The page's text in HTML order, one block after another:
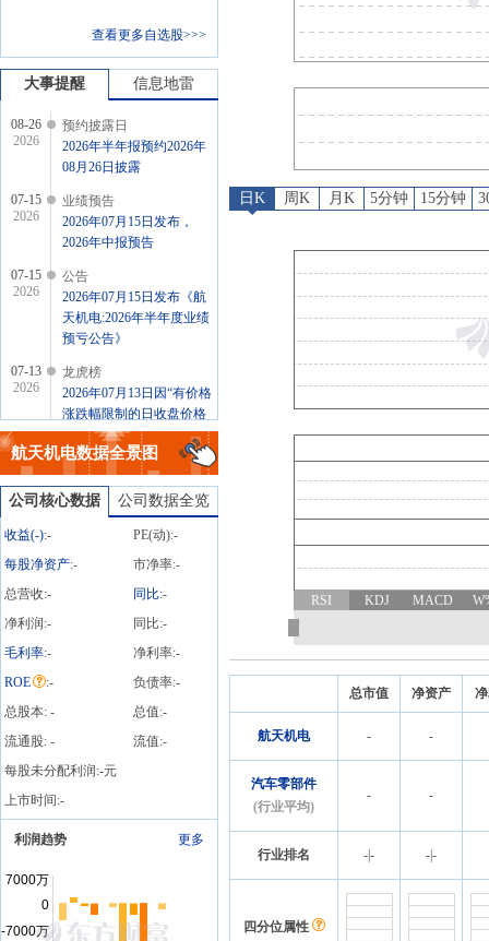
查看更多自选股>>>
大事提醒 信息地雷
08-26
2026
预约披露日
2026年半年报预约2026年
08月26日披露
07-15
2026
业绩预告
2026年07月15日发布，
2026年中报预告
07-15
2026
公告
2026年07月15日发布《航
天机电:2026年半年度业绩
预亏公告》
07-13
2026
龙虎榜
2026年07月13日因“有价格
涨跌幅限制的日收盘价格
跌幅偏离值达到7%的前五
只证券”披露龙虎榜信息
航天机电数据全景图
公司核心数据 公司数据全览
收益(-):- PE(动):-
每股净资产:- 市净率:-
总营收:- 同比:-
净利润:- 同比:-
毛利率:- 净利率:-
ROE
:- 负债率:-
总股本: - 总值:-
流通股: - 流值:-
每股未分配利润:-元
上市时间:-
利润趋势 更多
公告：2026年07月15日发布
公告：2026年06月30日发布
日K 周K 月K 5分钟 15分钟
RSI KDJ MACD
总市值 净资产
航天机电 - -
汽车零部件
(行业平均)
- -
行业排名 -- --
四分位属性